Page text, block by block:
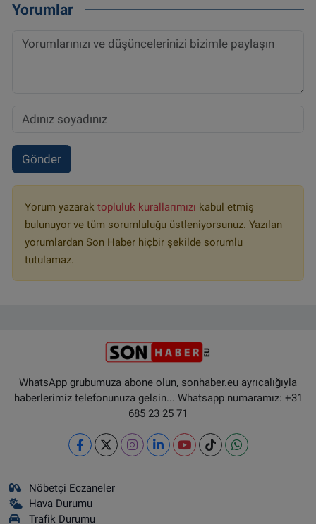
Yorumlar
Gönder
Yorum yazarak topluluk kurallarımızı kabul etmiş
bulunuyor ve tüm sorumluluğu üstleniyorsunuz. Yazılan
yorumlardan Son Haber hiçbir şekilde sorumlu
tutulamaz.
WhatsApp grubumuza abone olun, sonhaber.eu ayrıcalığıyla
haberlerimiz telefonunuza gelsin... Whatsapp numaramız: +31
685 23 25 71
Nöbetçi Eczaneler
Hava Durumu
Trafik Durumu